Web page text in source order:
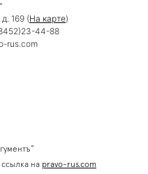
на pravo-rus.com
169 (На карте)
44-88
rus.com